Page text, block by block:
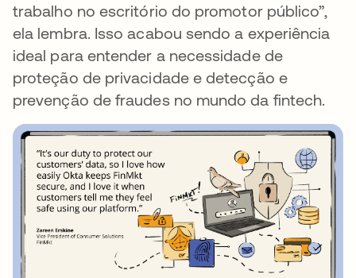
trabalho no escritório do promotor público”,
ela lembra. Isso acabou sendo a experiência
ideal para entender a necessidade de
proteção de privacidade e detecção e
prevenção de fraudes no mundo da fintech.